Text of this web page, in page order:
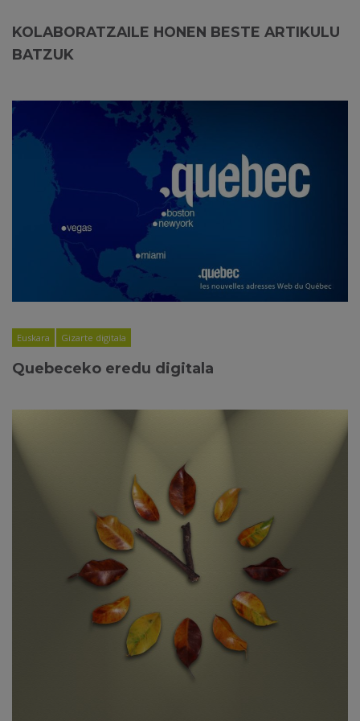
KOLABORATZAILE HONEN BESTE ARTIKULU
BATZUK
Euskara Gizarte digitala
Quebeceko eredu digitala